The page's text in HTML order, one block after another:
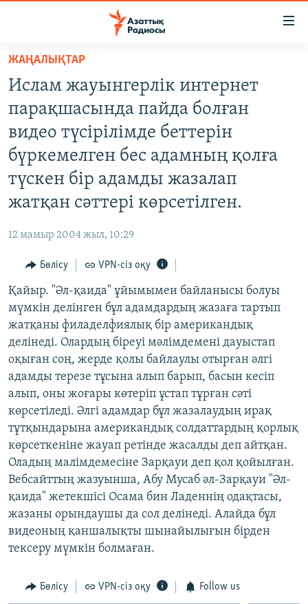
Skip
main
content
to
main
Navigation
Skip
to
AZATTYQTV
ҚАҢТАР ОҚИҒАСЫ
АДАМ ҚҰҚЫҚТАРЫ
ӘЛЕУМЕТ
Русский
ЖАЗЫЛЫҢЫЗ
Басқа тілдерде
ЖАҢАЛЫҚТАР
Ислам жауынгерлік интернет
парақшасында пайда болған
видео түсірілімде беттерін
бүркемелген бес адамның қолға
түскен бір адамды жазалап
жатқан сәттері көрсетілген.
12 мамыр 2004 жыл, 10:29
Бөлісу VPN-сіз оқу
Қайыр. "Әл-қаида" ұйымымен байланысы болуы
мүмкін делінген бұл адамдардың жазаға тартып
жатқаны филаделфиялық бір американдық
делінеді. Олардың біреуі мәлімдемені дауыстап
оқыған соң, жерде қолы байлаулы отырған әлгі
адамды терезе тұсына алып барып, басын кесіп
алып, оны жоғары көтеріп ұстап тұрған сәті
көрсетіледі. Әлгі адамдар бұл жазалаудың ирақ
тұтқындарына американдық солдаттардың қорлық
көрсеткеніне жауап ретінде жасалды деп айтқан.
Оладың малімдемесіне Зарқауи деп қол қойылған.
Вебсайттың жазуынша, Абу Мусаб әл-Зарқауи "Әл-
қаида" жетекшісі Осама бин Ладеннің одақтасы,
жазаны орындаушы да сол делінеді. Алайда бұл
видеоның қаншалықты шынайылығын бірден
тексеру мүмкін болмаған.
Бөлісу VPN-сіз оқу Follow us